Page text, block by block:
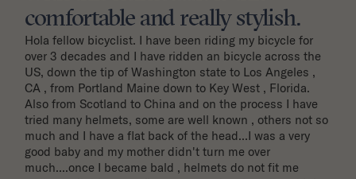
comfortable and really stylish.
Hola fellow bicyclist. I have been riding my bicycle for
over 3 decades and I have ridden an bicycle across the
US, down the tip of Washington state to Los Angeles ,
CA , from Portland Maine down to Key West , Florida.
Also from Scotland to China and on the process I have
tried many helmets, some are well known , others not so
much and I have a flat back of the head...I was a very
good baby and my mother didn't turn me over
much....once I became bald , helmets do not fit me